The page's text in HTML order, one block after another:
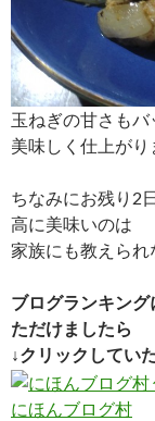
玉ねぎの甘さもバ
美味しく仕上がり
ちなみにお残り2
高に美味いのは
家族にも教えら
ブログランキン
ただけましたら
↓クリックしてい
にほんブログ村